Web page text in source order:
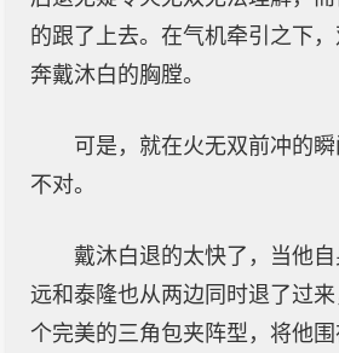
的跟了上去。在气机牵引之下
奔戴沐白的胸膛。
可是，就在火无双前冲的
不对。
戴沐白退的太快了，当他
远和泰隆也从两边同时退了过
个完美的三角包夹阵型，将他围